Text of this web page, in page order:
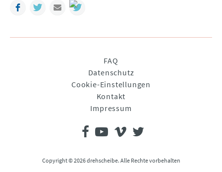
FacebookTwitterMail
FAQ
Datenschutz
Cookie-Einstellungen
Kontakt
Impressum
Copyright © 2026 drehscheibe. Alle Rechte vorbehalten